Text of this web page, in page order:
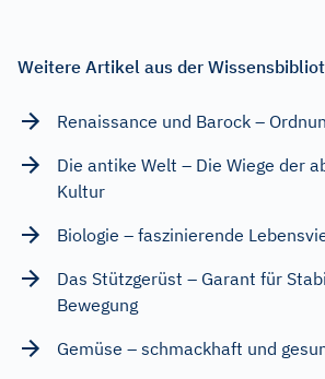
Weitere Artikel aus der
Renaissance und Barock –
Die antike Welt – Die Wiege der
Kultur
Biologie – faszinierende
Das Stützgerüst – Garant für
Bewegung
Gemüse – schmackhaft und